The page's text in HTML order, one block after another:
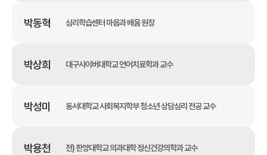
박동혁 심리학습센터 마음과 배움 원장
박상희 대구사이버대학교 언어치료학과 교수
박성미 동서대학교 사회복지학부 청소년 상담심리 전공 교수
박용천 전) 한양대학교 의과대학 정신건강의학과 교수